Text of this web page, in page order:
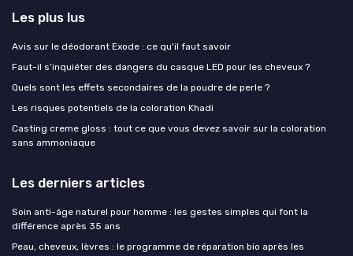
Les plus lus
Avis sur le déodorant Exode : ce qu'il faut savoir
Faut-il s’inquiéter des dangers du casque LED pour les cheveux ?
Quels sont les effets secondaires de la poudre de perle ?
Les risques potentiels de la coloration Khadi
Casting creme gloss : tout ce que vous devez savoir sur la coloration
sans ammoniaque
Les derniers articles
Soin anti-âge naturel pour homme : les gestes simples qui font la
différence après 35 ans
Peau, cheveux, lèvres : le programme de réparation bio après les